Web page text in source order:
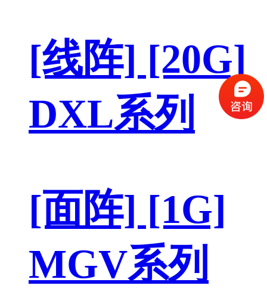
[线阵] [20G]
DXL系列
[面阵] [1G]
MGV系列